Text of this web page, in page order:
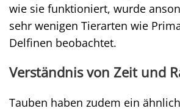
wie sie funktioniert, wurde
sehr wenigen Tierarten wie
Delfinen beobachtet.
Verständnis von Zeit und
Tauben haben zudem ein